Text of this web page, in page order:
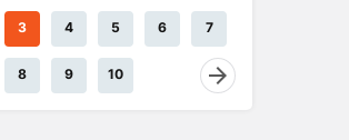
8 9 10